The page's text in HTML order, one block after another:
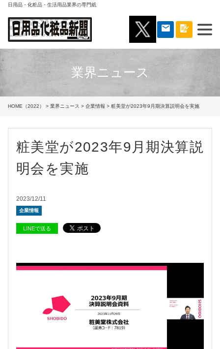
日用品・化粧品・生活用品業界の専門紙
業界ニュース
HOME（2022） > 業界ニュース > 企業情報 > 粧美堂が2023年9月期決算説明会を実施
粧美堂が2023年9月期決算説
明会を実施
2023/12/11
企業情報
LINEで送る